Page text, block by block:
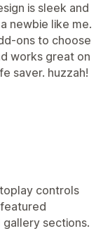
is sleek and
newbie like me.
ons to choose
works great on
saver. huzzah!
controls
sections.